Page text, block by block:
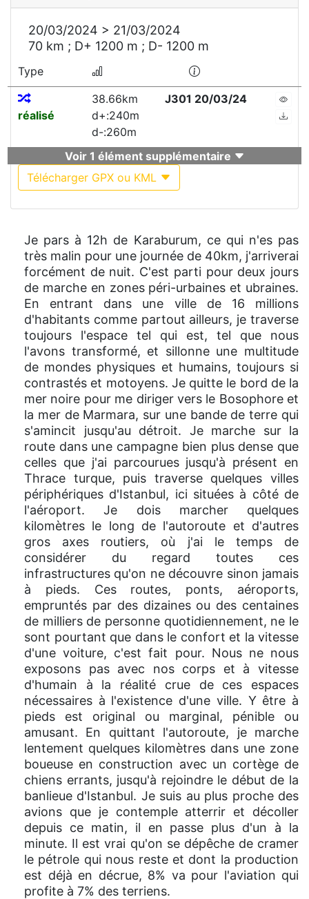
20/03/2024 > 21/03/2024
70 km ; D+ 1200 m ; D- 1200 m
Type
réalisé
38.66km
d+:240m
d-:260m
J301 20/03/24
Voir 1 élément supplémentaire
Télécharger GPX ou KML
Je pars à 12h de Karaburum, ce qui n'es pas
très malin pour une journée de 40km, j'arriverai
forcément de nuit. C'est parti pour deux jours
de marche en zones péri-urbaines et ubraines.
En entrant dans une ville de 16 millions
d'habitants comme partout ailleurs, je traverse
toujours l'espace tel qui est, tel que nous
l'avons transformé, et sillonne une multitude
de mondes physiques et humains, toujours si
contrastés et motoyens. Je quitte le bord de la
mer noire pour me diriger vers le Bosophore et
la mer de Marmara, sur une bande de terre qui
s'amincit jusqu'au détroit. Je marche sur la
route dans une campagne bien plus dense que
celles que j'ai parcourues jusqu'à présent en
Thrace turque, puis traverse quelques villes
périphériques d'Istanbul, ici situées à côté de
l'aéroport. Je dois marcher quelques
kilomètres le long de l'autoroute et d'autres
gros axes routiers, où j'ai le temps de
considérer du regard toutes ces
infrastructures qu'on ne découvre sinon jamais
à pieds. Ces routes, ponts, aéroports,
empruntés par des dizaines ou des centaines
de milliers de personne quotidiennement, ne le
sont pourtant que dans le confort et la vitesse
d'une voiture, c'est fait pour. Nous ne nous
exposons pas avec nos corps et à vitesse
d'humain à la réalité crue de ces espaces
nécessaires à l'existence d'une ville. Y être à
pieds est original ou marginal, pénible ou
amusant. En quittant l'autoroute, je marche
lentement quelques kilomètres dans une zone
boueuse en construction avec un cortège de
chiens errants, jusqu'à rejoindre le début de la
banlieue d'Istanbul. Je suis au plus proche des
avions que je contemple atterrir et décoller
depuis ce matin, il en passe plus d'un à la
minute. Il est vrai qu'on se dépêche de cramer
le pétrole qui nous reste et dont la production
est déjà en décrue, 8% va pour l'aviation qui
profite à 7% des terriens.